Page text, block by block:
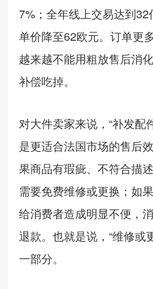
7%；全年线上交易达到
单价降至62欧元。订单更
越来越不能用粗放售后消
补偿吃掉。
对大件卖家来说，“补发配
是更适合法国市场的售后
果商品有瑕疵、不符合描
需要免费维修或更换；如
给消费者造成明显不便，
退款。也就是说，“维修或
一部分。